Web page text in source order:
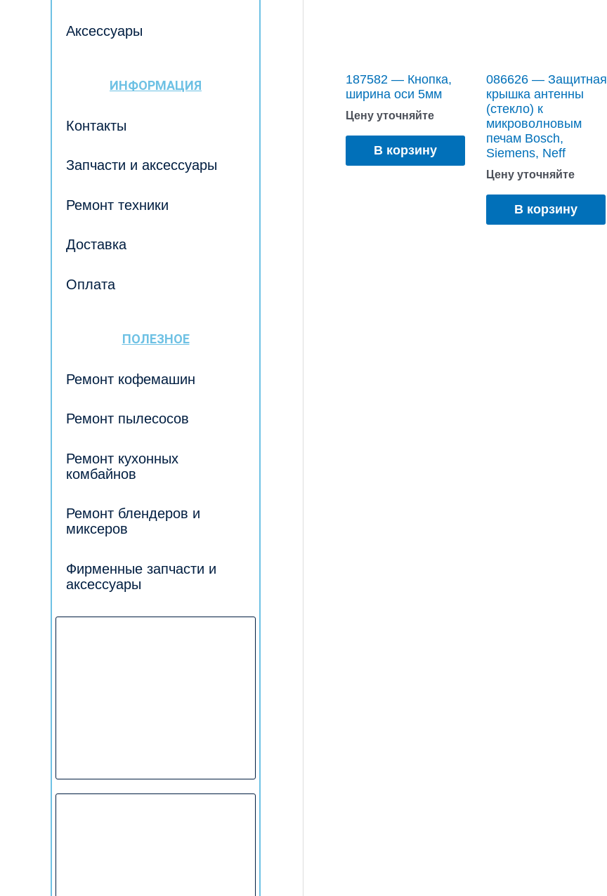
Аксессуары
ИНФОРМАЦИЯ
Контакты
Запчасти и аксессуары
Ремонт техники
Доставка
Оплата
ПОЛЕЗНОЕ
Ремонт кофемашин
Ремонт пылесосов
Ремонт кухонных
комбайнов
Ремонт блендеров и
миксеров
Фирменные запчасти и
аксессуары
187582 — Кнопка,
ширина оси 5мм
Цену уточняйте
В корзину
086626 — Защитная
крышка антенны
(стекло) к
микроволновым
печам Bosch,
Siemens, Neff
Цену уточняйте
В корзину